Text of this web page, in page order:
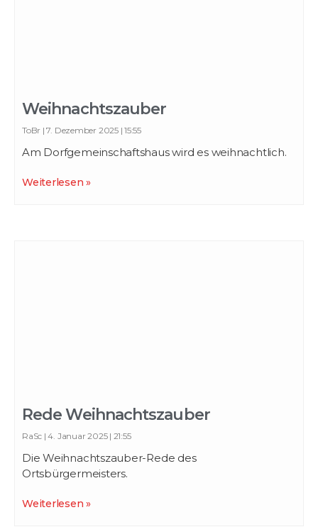
Weihnachtszauber
ToBr 7. Dezember 2025 15:55
Am Dorfgemeinschaftshaus wird es weihnachtlich.
Weiterlesen »
Rede Weihnachtszauber
RaSc 4. Januar 2025 21:55
Die Weihnachtszauber-Rede des
Ortsbürgermeisters.
Weiterlesen »